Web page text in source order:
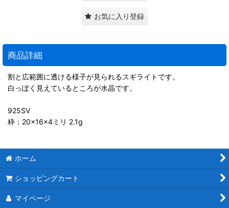
お気に入り登録
商品詳細
割と広範囲に透ける様子が見られるスギライトです。
白っぽく見えているところが水晶です。
925SV
枠：20×16×4ミリ 2.1g
ホーム
ショッピングカート
マイページ